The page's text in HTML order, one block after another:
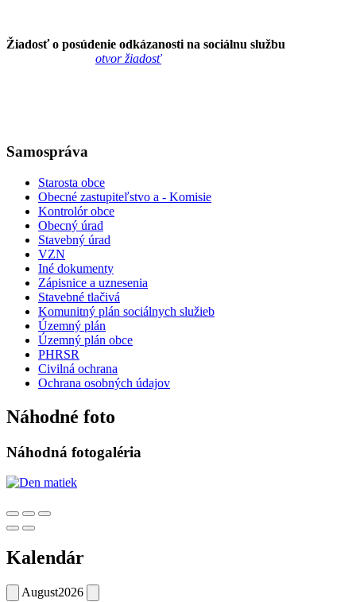
Žiadosť o posúdenie odkázanosti na sociálnu službu
otvor žiadosť
Samospráva
Starosta obce
Obecné zastupiteľstvo a - Komisie
Kontrolór obce
Obecný úrad
Stavebný úrad
VZN
Iné dokumenty
Zápisnice a uznesenia
Stavebné tlačivá
Komunitný plán sociálnych služieb
Územný plán
Územný plán obce
PHRSR
Civilná ochrana
Ochrana osobných údajov
Náhodné foto
Náhodná fotogaléria
Kalendár
August2026